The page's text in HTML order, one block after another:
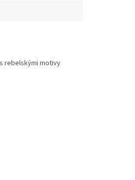
rebelskými motivy